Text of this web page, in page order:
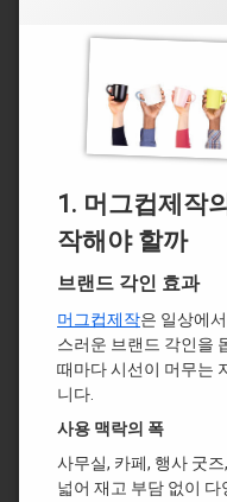
1. 머그컵제작
작해야 할까
브랜드 각인 효과
머그컵제작은 일상에
스러운 브랜드 각인을
때마다 시선이 머무는
니다.
사용 맥락의 폭
사무실, 카페, 행사 굿
넓어 재고 부담 없이